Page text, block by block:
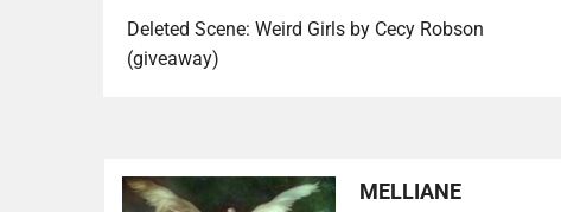
Deleted Scene: Weird Girls by Cecy Robson
(giveaway)
MELLIANE